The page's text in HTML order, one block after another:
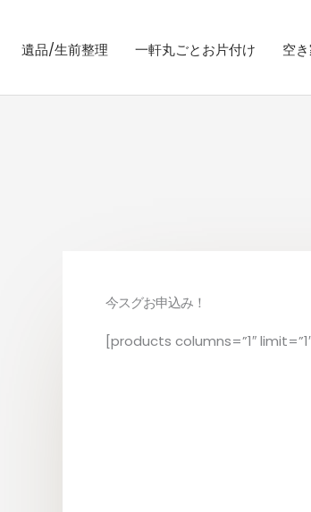
遺品/生前整理 一軒丸ごとお片付け 空
今スグお申込み！
[products columns=”1″